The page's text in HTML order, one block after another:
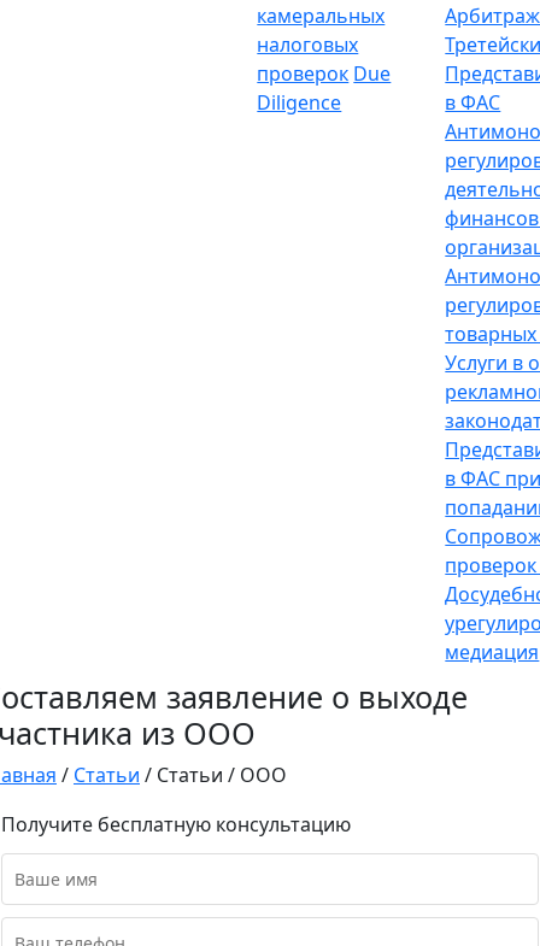
камеральных
налоговых
проверок Due
Diligence
в ФАС
Услуги в
в ФАС
медиация
заявление о выходе
из ООО
/ Статьи / Статьи / ООО
Получите бесплатную консультацию